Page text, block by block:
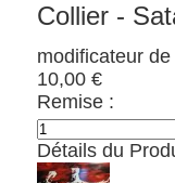
Collier -
modificateur
10,00 €
Remise :
Détails du